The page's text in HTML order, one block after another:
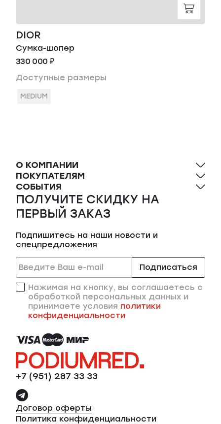
DIOR
Сумка-шопер
330 000 ₽
Доступные размеры
MEDIUM
+7 (951) 287 33 33
Договор оферты
Политика конфиденциальности
О КОМПАНИИ
ПОКУПАТЕЛЯМ
СОБЫТИЯ
ПОЛУЧИТЕ СКИДКУ НА
ПЕРВЫЙ ЗАКАЗ
Подпишитесь на наши новости и
спецпредложения
Подписаться
Нажимая на кнопку, вы соглашаетесь с
обработкой персональных данных и
принимаете условия политики
конфиденциальности